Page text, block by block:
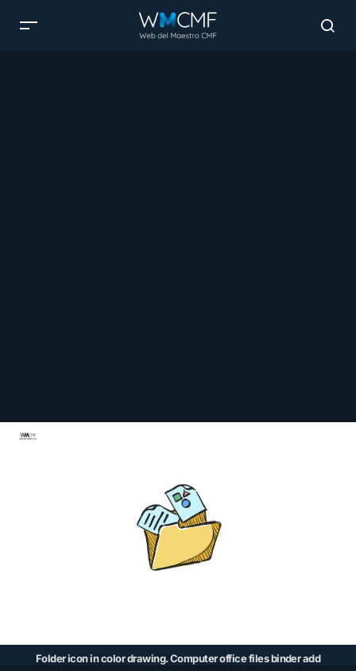
Folder icon in color drawing. Computer office files binder add